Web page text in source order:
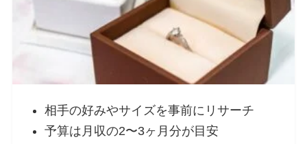
相手の好みやサイズを事前にリサーチ
予算は月収の2〜3ヶ月分が目安